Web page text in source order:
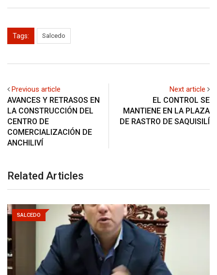
Tags: Salcedo
Previous article
AVANCES Y RETRASOS EN
LA CONSTRUCCIÓN DEL
CENTRO DE
COMERCIALIZACIÓN DE
ANCHILIVÍ
Next article
EL CONTROL SE
MANTIENE EN LA PLAZA
DE RASTRO DE SAQUISILÍ
Related Articles
SALCEDO